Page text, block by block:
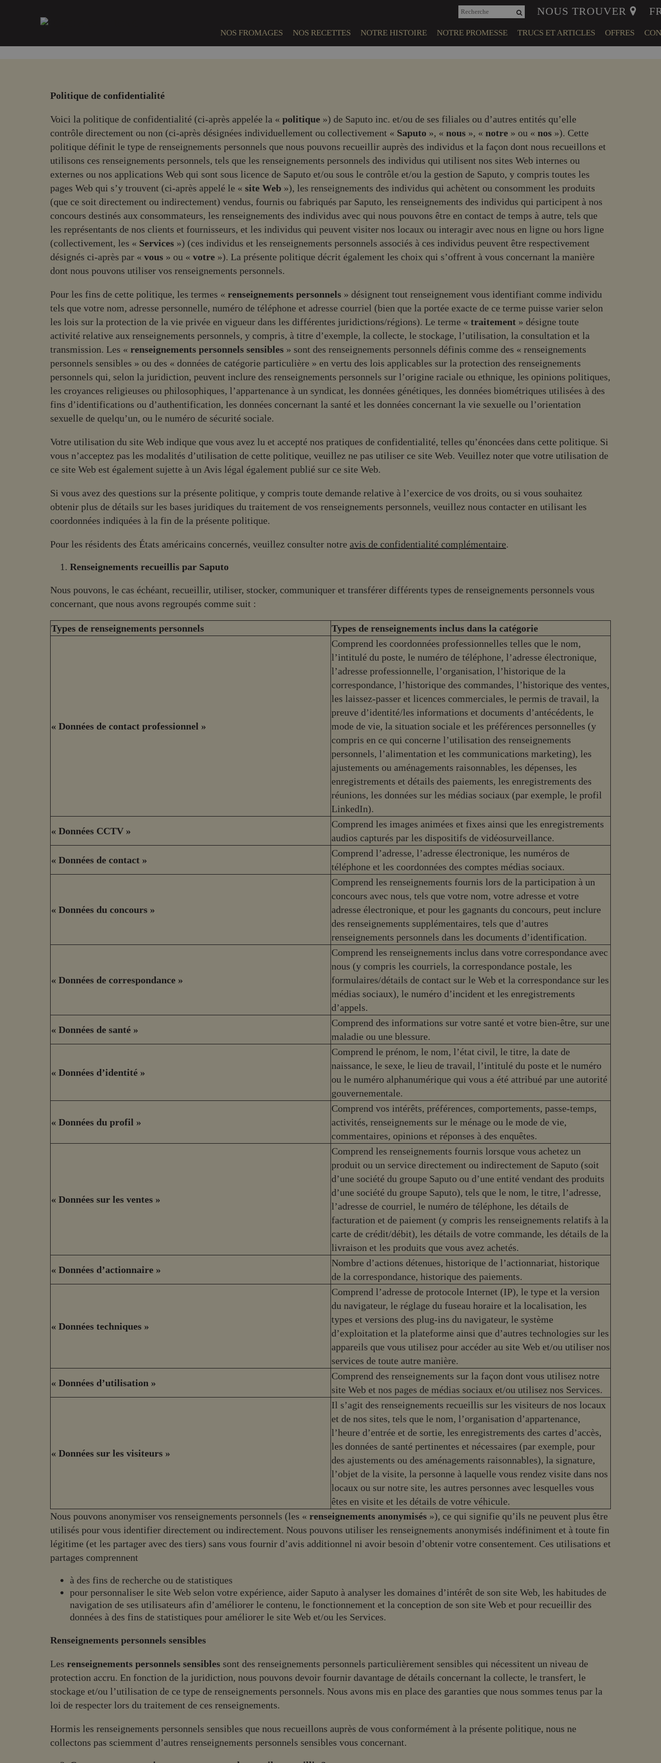
NOUS TROUVER
NOS FROMAGES NOS RECETTES NOTRE HISTOIRE NOTRE PROMESSE TRUCS ET ARTICLES OFFRES
Politique de confidentialité
Voici la politique de confidentialité (ci-après appelée la « politique ») de Saputo inc. et/ou de ses filiales ou d’autres entités qu’elle
contrôle directement ou non (ci-après désignées individuellement ou collectivement « Saputo », « nous », « notre » ou « nos »). Cette
politique définit le type de renseignements personnels que nous pouvons recueillir auprès des individus et la façon dont nous recueillons et
utilisons ces renseignements personnels, tels que les renseignements personnels des individus qui utilisent nos sites Web internes ou
externes ou nos applications Web qui sont sous licence de Saputo et/ou sous le contrôle et/ou la gestion de Saputo, y compris toutes les
pages Web qui s’y trouvent (ci-après appelé le « site Web »), les renseignements des individus qui achètent ou consomment les produits
(que ce soit directement ou indirectement) vendus, fournis ou fabriqués par Saputo, les renseignements des individus qui participent à nos
concours destinés aux consommateurs, les renseignements des individus avec qui nous pouvons être en contact de temps à autre, tels que
les représentants de nos clients et fournisseurs, et les individus qui peuvent visiter nos locaux ou interagir avec nous en ligne ou hors ligne
(collectivement, les « Services ») (ces individus et les renseignements personnels associés à ces individus peuvent être respectivement
désignés ci-après par « vous » ou « votre »). La présente politique décrit également les choix qui s’offrent à vous concernant la manière
dont nous pouvons utiliser vos renseignements personnels.
Pour les fins de cette politique, les termes « renseignements personnels » désignent tout renseignement vous identifiant comme individu
tels que votre nom, adresse personnelle, numéro de téléphone et adresse courriel (bien que la portée exacte de ce terme puisse varier selon
les lois sur la protection de la vie privée en vigueur dans les différentes juridictions/régions). Le terme « traitement » désigne toute
activité relative aux renseignements personnels, y compris, à titre d’exemple, la collecte, le stockage, l’utilisation, la consultation et la
transmission. Les « renseignements personnels sensibles » sont des renseignements personnels définis comme des « renseignements
personnels sensibles » ou des « données de catégorie particulière » en vertu des lois applicables sur la protection des renseignements
personnels qui, selon la juridiction, peuvent inclure des renseignements personnels sur l’origine raciale ou ethnique, les opinions politiques,
les croyances religieuses ou philosophiques, l’appartenance à un syndicat, les données génétiques, les données biométriques utilisées à des
fins d’identifications ou d’authentification, les données concernant la santé et les données concernant la vie sexuelle ou l’orientation
sexuelle de quelqu’un, ou le numéro de sécurité sociale.
Votre utilisation du site Web indique que vous avez lu et accepté nos pratiques de confidentialité, telles qu’énoncées dans cette politique. Si
vous n’acceptez pas les modalités d’utilisation de cette politique, veuillez ne pas utiliser ce site Web. Veuillez noter que votre utilisation de
ce site Web est également sujette à un Avis légal également publié sur ce site Web.
Si vous avez des questions sur la présente politique, y compris toute demande relative à l’exercice de vos droits, ou si vous souhaitez
obtenir plus de détails sur les bases juridiques du traitement de vos renseignements personnels, veuillez nous contacter en utilisant les
coordonnées indiquées à la fin de la présente politique.
Pour les résidents des États américains concernés, veuillez consulter notre avis de confidentialité complémentaire.
Renseignements recueillis par Saputo
Nous pouvons, le cas échéant, recueillir, utiliser, stocker, communiquer et transférer différents types de renseignements personnels vous
concernant, que nous avons regroupés comme suit :
Types de renseignements personnels Types de renseignements inclus dans la catégorie
« Données de contact professionnel »
Comprend les coordonnées professionnelles telles que le nom,
l’intitulé du poste, le numéro de téléphone, l’adresse électronique,
l’adresse professionnelle, l’organisation, l’historique de la
correspondance, l’historique des commandes, l’historique des ventes,
les laissez-passer et licences commerciales, le permis de travail, la
preuve d’identité/les informations et documents d’antécédents, le
mode de vie, la situation sociale et les préférences personnelles (y
compris en ce qui concerne l’utilisation des renseignements
personnels, l’alimentation et les communications marketing), les
ajustements ou aménagements raisonnables, les dépenses, les
enregistrements et détails des paiements, les enregistrements des
réunions, les données sur les médias sociaux (par exemple, le profil
LinkedIn).
« Données CCTV »
Comprend les images animées et fixes ainsi que les enregistrements
audios capturés par les dispositifs de vidéosurveillance.
« Données de contact »
Comprend l’adresse, l’adresse électronique, les numéros de
téléphone et les coordonnées des comptes médias sociaux.
« Données du concours »
Comprend les renseignements fournis lors de la participation à un
concours avec nous, tels que votre nom, votre adresse et votre
adresse électronique, et pour les gagnants du concours, peut inclure
des renseignements supplémentaires, tels que d’autres
renseignements personnels dans les documents d’identification.
« Données de correspondance »
Comprend les renseignements inclus dans votre correspondance avec
nous (y compris les courriels, la correspondance postale, les
formulaires/détails de contact sur le Web et la correspondance sur les
médias sociaux), le numéro d’incident et les enregistrements
d’appels.
« Données de santé »
Comprend des informations sur votre santé et votre bien-être, sur une
maladie ou une blessure.
« Données d’identité »
Comprend le prénom, le nom, l’état civil, le titre, la date de
naissance, le sexe, le lieu de travail, l’intitulé du poste et le numéro
ou le numéro alphanumérique qui vous a été attribué par une autorité
gouvernementale.
« Données du profil »
Comprend vos intérêts, préférences, comportements, passe-temps,
activités, renseignements sur le ménage ou le mode de vie,
commentaires, opinions et réponses à des enquêtes.
« Données sur les ventes »
Comprend les renseignements fournis lorsque vous achetez un
produit ou un service directement ou indirectement de Saputo (soit
d’une société du groupe Saputo ou d’une entité vendant des produits
d’une société du groupe Saputo), tels que le nom, le titre, l’adresse,
l’adresse de courriel, le numéro de téléphone, les détails de
facturation et de paiement (y compris les renseignements relatifs à la
carte de crédit/débit), les détails de votre commande, les détails de la
livraison et les produits que vous avez achetés.
« Données d’actionnaire »
Nombre d’actions détenues, historique de l’actionnariat, historique
de la correspondance, historique des paiements.
« Données techniques »
Comprend l’adresse de protocole Internet (IP), le type et la version
du navigateur, le réglage du fuseau horaire et la localisation, les
types et versions des plug-ins du navigateur, le système
d’exploitation et la plateforme ainsi que d’autres technologies sur les
appareils que vous utilisez pour accéder au site Web et/ou utiliser nos
services de toute autre manière.
« Données d’utilisation »
Comprend des renseignements sur la façon dont vous utilisez notre
site Web et nos pages de médias sociaux et/ou utilisez nos Services.
« Données sur les visiteurs »
Il s’agit des renseignements recueillis sur les visiteurs de nos locaux
et de nos sites, tels que le nom, l’organisation d’appartenance,
l’heure d’entrée et de sortie, les enregistrements des cartes d’accès,
les données de santé pertinentes et nécessaires (par exemple, pour
des ajustements ou des aménagements raisonnables), la signature,
l’objet de la visite, la personne à laquelle vous rendez visite dans nos
locaux ou sur notre site, les autres personnes avec lesquelles vous
êtes en visite et les détails de votre véhicule.
Nous pouvons anonymiser vos renseignements personnels (les « renseignements anonymisés »), ce qui signifie qu’ils ne peuvent plus être
utilisés pour vous identifier directement ou indirectement. Nous pouvons utiliser les renseignements anonymisés indéfiniment et à toute fin
légitime (et les partager avec des tiers) sans vous fournir d’avis additionnel ni avoir besoin d’obtenir votre consentement. Ces utilisations et
partages comprennent
à des fins de recherche ou de statistiques
pour personnaliser le site Web selon votre expérience, aider Saputo à analyser les domaines d’intérêt de son site Web, les habitudes de
navigation de ses utilisateurs afin d’améliorer le contenu, le fonctionnement et la conception de son site Web et pour recueillir des
données à des fins de statistiques pour améliorer le site Web et/ou les Services.
Renseignements personnels sensibles
Les renseignements personnels sensibles sont des renseignements personnels particulièrement sensibles qui nécessitent un niveau de
protection accru. En fonction de la juridiction, nous pouvons devoir fournir davantage de détails concernant la collecte, le transfert, le
stockage et/ou l’utilisation de ce type de renseignements personnels. Nous avons mis en place des garanties que nous sommes tenus par la
loi de respecter lors du traitement de ces renseignements.
Hormis les renseignements personnels sensibles que nous recueillons auprès de vous conformément à la présente politique, nous ne
collectons pas sciemment d’autres renseignements personnels sensibles vous concernant.